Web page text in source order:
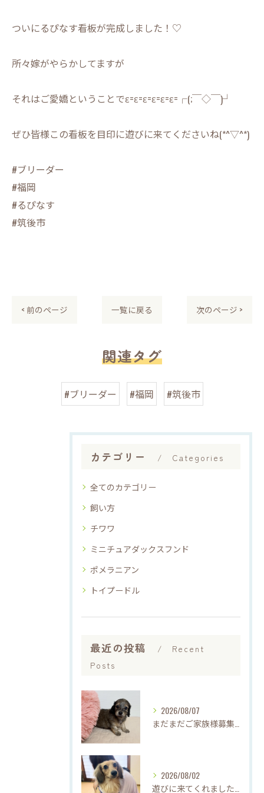
ついにるぴなす看板が完成しました！♡
所々嫁がやらかしてますが
それはご愛嬌ということでε=ε=ε=ε=ε=ε=┌(;￣◇￣)┘
ぜひ皆様この看板を目印に遊びに来てくださいね(*^▽^*)
#ブリーダー
#福岡
#るぴなす
#筑後市
< 前のページ 一覧に戻る 次のページ >
関連タグ
#ブリーダー #福岡 #筑後市
カテゴリー Categories
全てのカテゴリー
飼い方
チワワ
ミニチュアダックスフンド
ポメラニアン
トイプードル
最近の投稿
Recent
Posts
2026/08/07
2026/08/02